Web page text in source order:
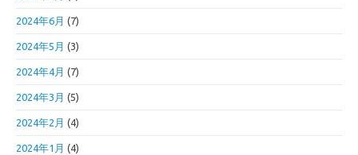
2024年6月 (7)
2024年5月 (3)
2024年4月 (7)
2024年3月 (5)
2024年2月 (4)
2024年1月 (4)